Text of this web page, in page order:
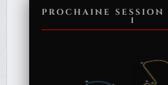
PROCHAINE SESSION
1